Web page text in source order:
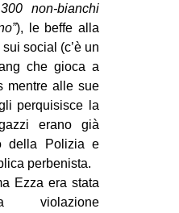
non-bianchi
), le beffe alla
social (c’è un
che gioca a
mentre alle sue
perquisisce la
erano già
della Polizia e
perbenista.
Ezza era stata
violazione